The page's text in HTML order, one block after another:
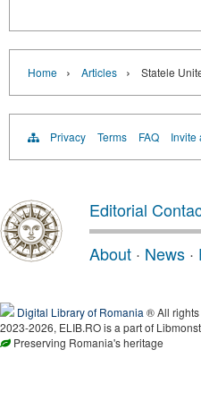
Home › Articles › Statele
Privacy Terms FAQ Invite
Editorial
About · News ·
Digital Library of Romania ® All
2023-2026, ELIB.RO is a part of
Preserving Romania's heritage